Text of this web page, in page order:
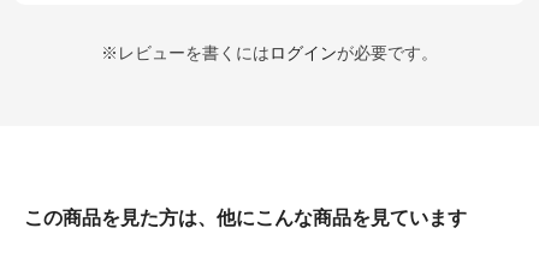
※レビューを書くにはログインが必要です。
この商品を見た方は、他にこんな商品を見ています